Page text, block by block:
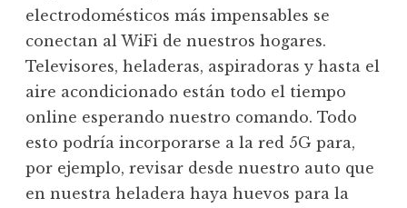
electrodomésticos más impensables se
conectan al WiFi de nuestros hogares.
Televisores, heladeras, aspiradoras y hasta el
aire acondicionado están todo el tiempo
online esperando nuestro comando. Todo
esto podría incorporarse a la red 5G para,
por ejemplo, revisar desde nuestro auto que
en nuestra heladera haya huevos para la